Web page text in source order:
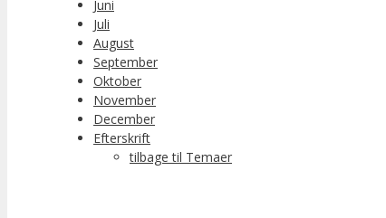
Juni
Juli
August
September
Oktober
November
December
Efterskrift
tilbage til Temaer